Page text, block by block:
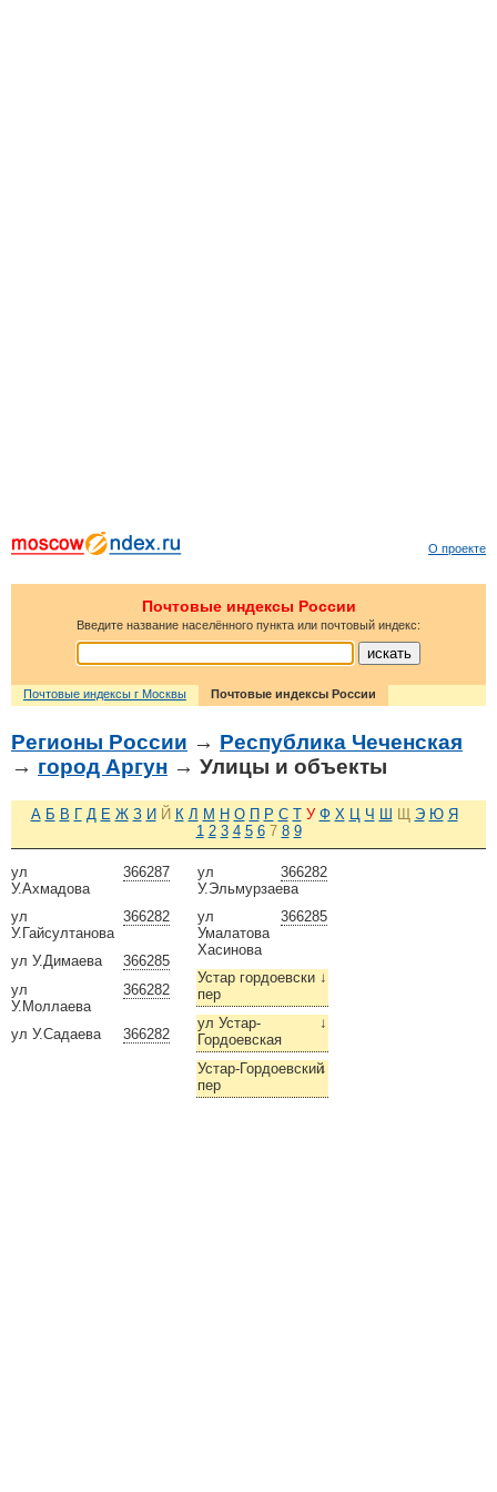
О проекте
Почтовые индексы России
Введите название населённого пункта или почтовый индекс:
Почтовые индексы г Москвы Почтовые индексы России
Регионы России → Республика Чеченская
→ город Аргун → Улицы и объекты
А Б В Г Д Е Ж З И Й К Л М Н О П Р С Т У Ф Х Ц Ч Ш Щ Э Ю Я
1 2 3 4 5 6 7 8 9
366287
ул
У.Ахмадова
366282
ул
У.Гайсултанова
366285
ул У.Димаева
366282
ул
У.Моллаева
366282
ул У.Садаева
366282
ул
У.Эльмурзаева
366285
ул
Умалатова
Хасинова
↓
Устар гордоевски
пер
↓
ул Устар-
Гордоевская
↓
Устар-Гордоевский
пер